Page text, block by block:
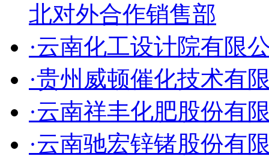
北对外合作销售部
·云南化工设计院有限
·贵州威顿催化技术有
·云南祥丰化肥股份有
·云南驰宏锌锗股份有